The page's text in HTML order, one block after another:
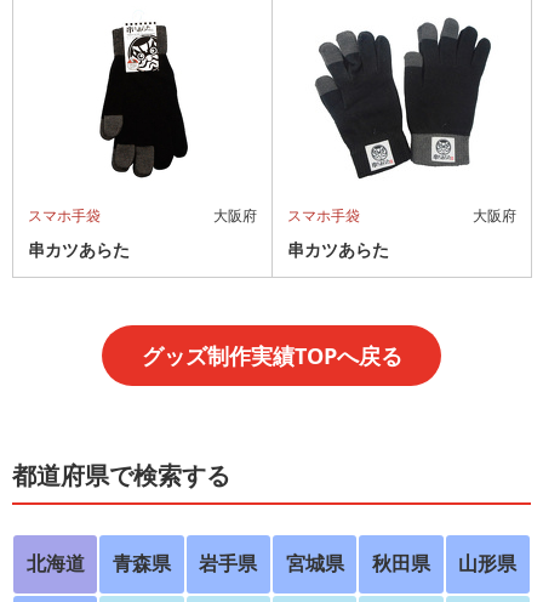
スマホ手袋 大阪府
串カツあらた
スマホ手袋 大阪府
串カツあらた
グッズ制作実績TOPへ戻る
都道府県で検索する
北海道 青森県 岩手県 宮城県 秋田県 山形県